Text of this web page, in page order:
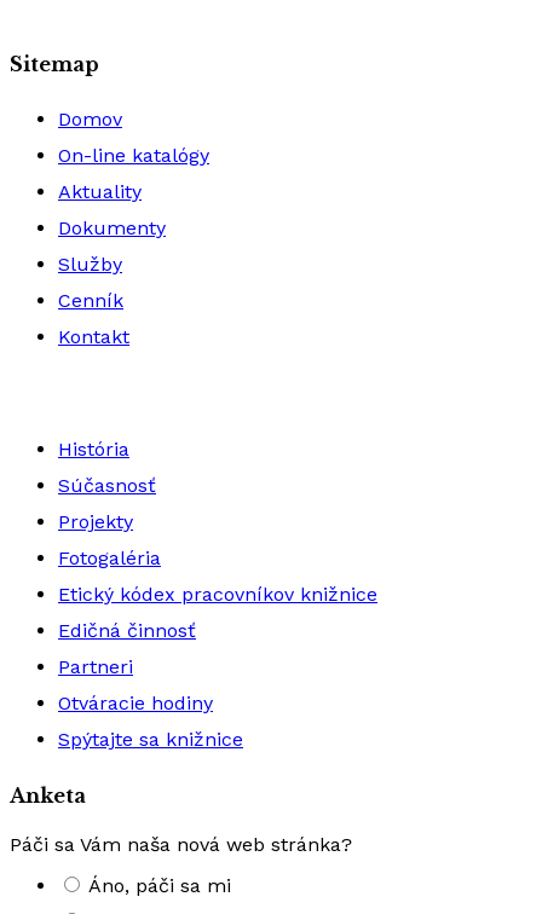
Sitemap
Domov
On-line katalógy
Aktuality
Dokumenty
Služby
Cenník
Kontakt
História
Súčasnosť
Projekty
Fotogaléria
Etický kódex pracovníkov knižnice
Edičná činnosť
Partneri
Otváracie hodiny
Spýtajte sa knižnice
Anketa
Páči sa Vám naša nová web stránka?
Áno, páči sa mi